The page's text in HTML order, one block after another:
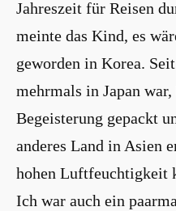
Jahreszeit für Reisen
meinte das Kind, es
geworden in Korea.
mehrmals in Japan
Begeisterung gepackt
anderes Land in Asien
hohen Luftfeuchtigkeit
Ich war auch ein